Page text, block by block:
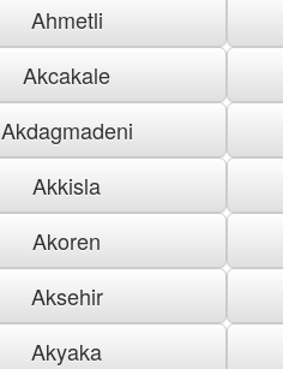
Ahmetli
Akcakale
Akdagmadeni
Akkisla
Akoren
Aksehir
Akyaka